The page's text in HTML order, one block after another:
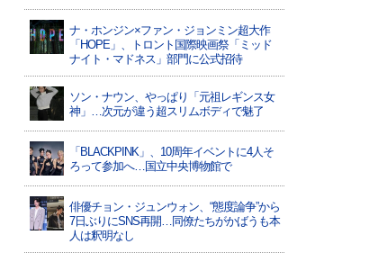
ナ・ホンジン×ファン・ジョンミン超大作
「HOPE」、トロント国際映画祭「ミッド
ナイト・マドネス」部門に公式招待
ソン・ナウン、やっぱり「元祖レギンス女
神」…次元が違う超スリムボディで魅了
「BLACKPINK」、10周年イベントに4人そ
ろって参加へ…国立中央博物館で
俳優チョン・ジュンウォン、“態度論争”から
7日ぶりにSNS再開…同僚たちがかばうも本
人は釈明なし